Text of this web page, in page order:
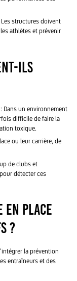
structures doivent
athlètes et prévenir
ils
Dans un environnement
difficile de faire la
toxique.
ou leur carrière, de
de clubs et
détecter ces
en place
?
la prévention
entraîneurs et des